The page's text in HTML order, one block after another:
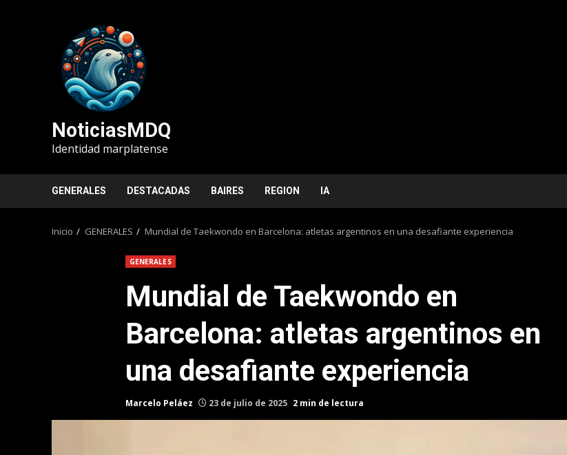
NoticiasMDQ
Identidad marplatense
GENERALES DESTACADAS BAIRES REGION IA
Inicio GENERALES Mundial de Taekwondo en Barcelona: atletas argentinos en una desafiante experiencia
GENERALES
Mundial de Taekwondo en
Barcelona: atletas argentinos en
una desafiante experiencia
Marcelo Peláez 23 de julio de 2025 2 min de lectura